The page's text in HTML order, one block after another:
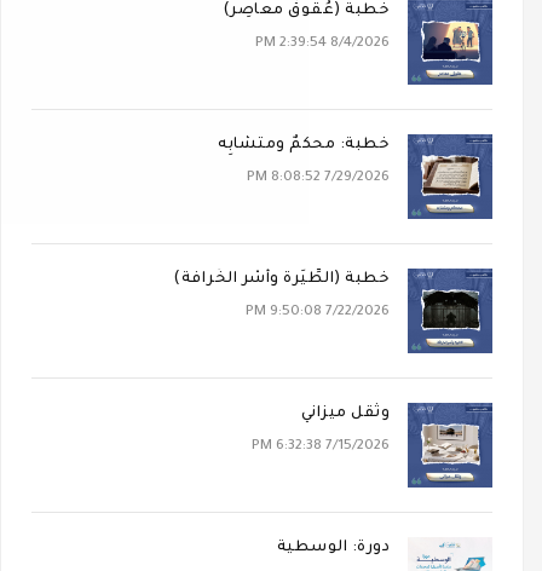
خطبة (عُقوقٌ معاصِر)
8/4/2026 2:39:54 PM
خطبة: محكَمٌ ومتشابِه
7/29/2026 8:08:52 PM
خطبة (الطِّيَرة وأَسْر الخُرافة)
7/22/2026 9:50:08 PM
وثقل ميزاني
7/15/2026 6:32:38 PM
دورة: الوسطية